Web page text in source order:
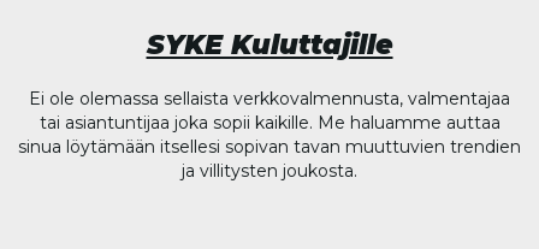
SYKE Kuluttajille
Ei ole olemassa sellaista verkkovalmennusta, valmentajaa
tai asiantuntijaa joka sopii kaikille. Me haluamme auttaa
sinua löytämään itsellesi sopivan tavan muuttuvien trendien
ja villitysten joukosta.